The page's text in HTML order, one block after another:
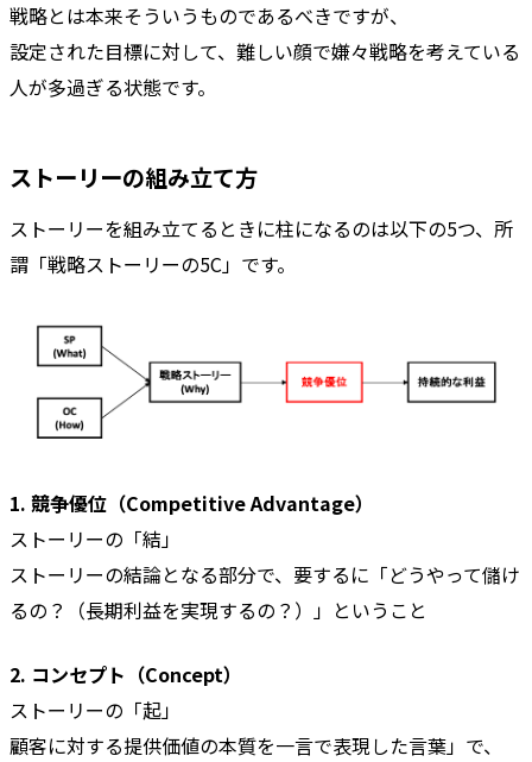
戦略とは本来そういうものであるべきですが、
設定された目標に対して、難しい顔で嫌々戦略を考えている
人が多過ぎる状態です。
ストーリーの組み立て方
ストーリーを組み立てるときに柱になるのは以下の5つ、所
謂「戦略ストーリーの5C」です。
1. 競争優位（Competitive Advantage）
ストーリーの「結」
ストーリーの結論となる部分で、要するに「どうやって儲け
るの？（長期利益を実現するの？）」ということ
2. コンセプト（Concept）
ストーリーの「起」
顧客に対する提供価値の本質を一言で表現した言葉」で、